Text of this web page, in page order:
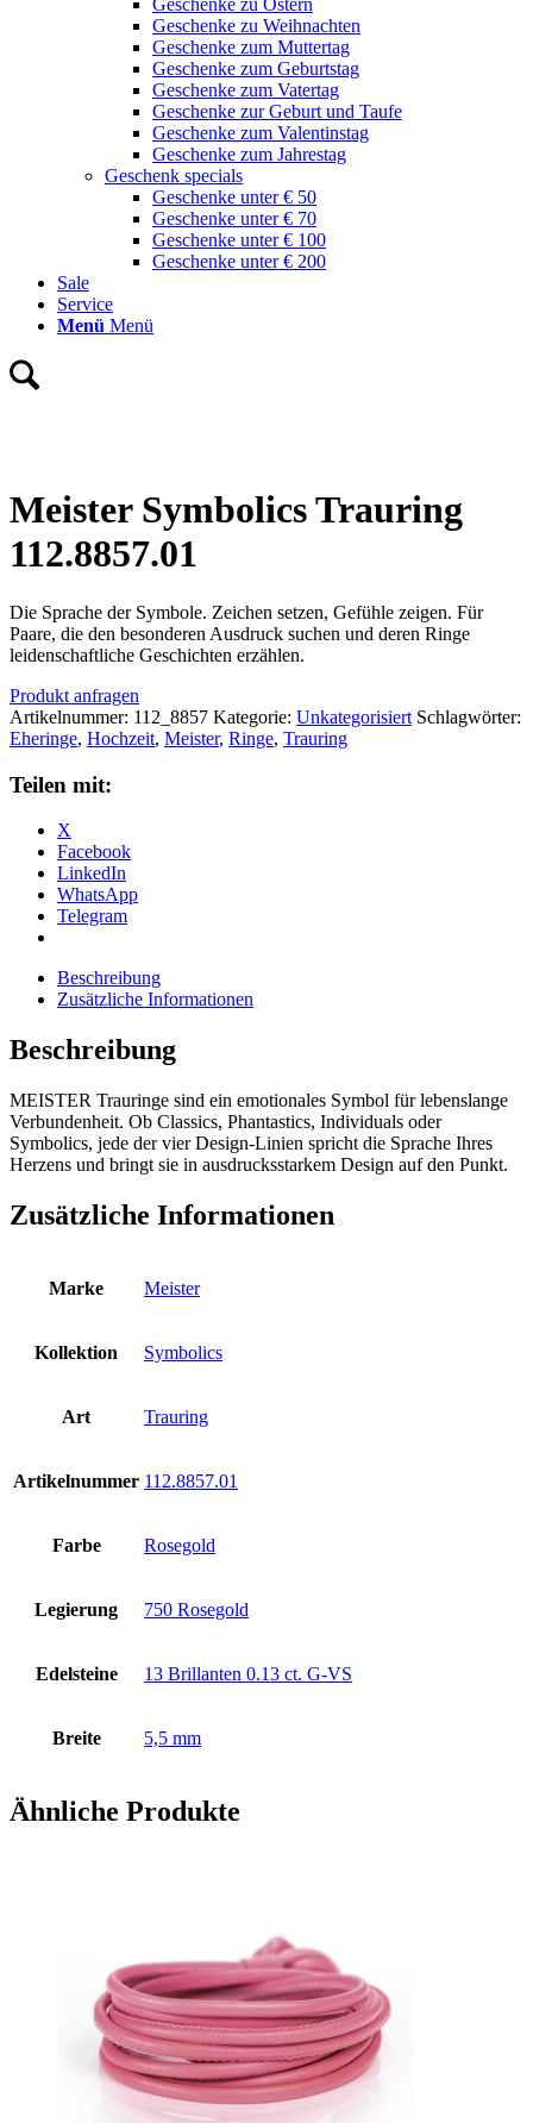
Geschenke zu Ostern
Geschenke zu Weihnachten
Geschenke zum Muttertag
Geschenke zum Geburtstag
Geschenke zum Vatertag
Geschenke zur Geburt und Taufe
Geschenke zum Valentinstag
Geschenke zum Jahrestag
Geschenk specials
Geschenke unter € 50
Geschenke unter € 70
Geschenke unter € 100
Geschenke unter € 200
Sale
Service
Menü Menü
Meister Symbolics Trauring
112.8857.01
Die Sprache der Symbole. Zeichen setzen, Gefühle zeigen. Für
Paare, die den besonderen Ausdruck suchen und deren Ringe
leidenschaftliche Geschichten erzählen.
Produkt anfragen
Artikelnummer: 112_8857 Kategorie: Unkategorisiert Schlagwörter:
Eheringe, Hochzeit, Meister, Ringe, Trauring
Teilen mit:
X
Facebook
LinkedIn
WhatsApp
Telegram
Beschreibung
Zusätzliche Informationen
Beschreibung
MEISTER Trauringe sind ein emotionales Symbol für lebenslange
Verbundenheit. Ob Classics, Phantastics, Individuals oder
Symbolics, jede der vier Design-Linien spricht die Sprache Ihres
Herzens und bringt sie in ausdrucksstarkem Design auf den Punkt.
Zusätzliche Informationen
Marke Meister
Kollektion Symbolics
Art Trauring
Artikelnummer 112.8857.01
Farbe Rosegold
Legierung 750 Rosegold
Edelsteine 13 Brillanten 0.13 ct. G-VS
Breite 5,5 mm
Ähnliche Produkte